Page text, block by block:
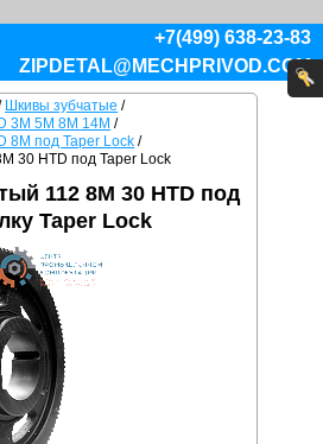
+7(499) 638-23-83
ZIPDETAL@MECHPRIVOD.COM
Шкивы зубчатые /
3M 5M 8M 14M /
8M под Taper Lock /
30 HTD под Taper Lock
112 8M 30 HTD под
Taper Lock